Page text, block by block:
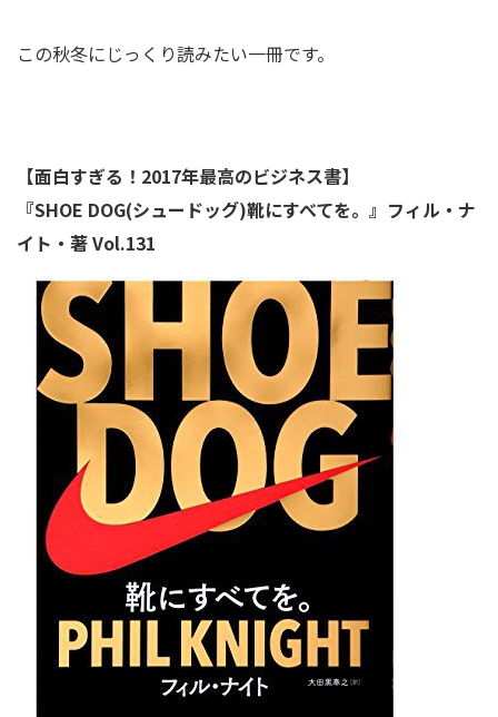
この秋冬にじっくり読みたい一冊です。
【面白すぎる！2017年最高のビジネス書】
『SHOE DOG(シュードッグ)靴にすべてを。』フィル・ナ
イト・著 Vol.131